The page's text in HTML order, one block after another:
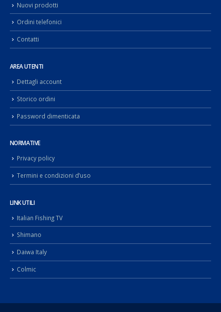
Nuovi prodotti
Ordini telefonici
Contatti
AREA UTENTI
Dettagli account
Storico ordini
Password dimenticata
NORMATIVE
Privacy policy
Termini e condizioni d’uso
LINK UTILI
Italian Fishing TV
Shimano
Daiwa Italy
Colmic